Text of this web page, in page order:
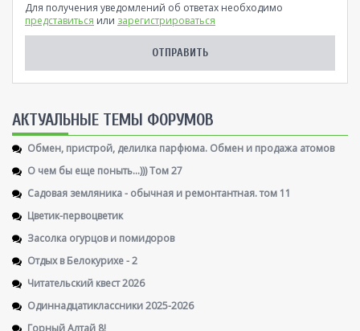
Для получения уведомлений об ответах необходимо
представиться или зарегистрироваться
AКТУАЛЬНЫЕ ТЕМЫ ФОРУМОВ
Обмен, пристрой, делилка парфюма. Обмен и продажа атомов
О чем бы еще поныть...))) Том 27
Садовая земляника - обычная и ремонтантная. том 11
Цветик-первоцветик
Засолка огурцов и помидоров
Отдых в Белокурихе - 2
Читательский квест 2026
Одиннадцатиклассники 2025-2026
Горный Алтай 8!